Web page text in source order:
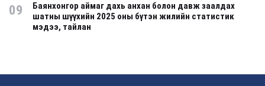
09
Баянхонгор аймаг дахь анхан болон давж заалдах
шатны шүүхийн 2025 оны бүтэн жилийн статистик
мэдээ, тайлан